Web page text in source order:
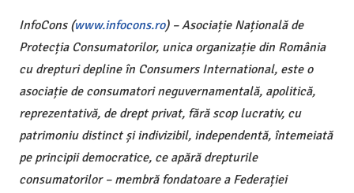
InfoCons (www.infocons.ro) – Asociație Națională de
Protecția Consumatorilor, unica organizație din România
cu drepturi depline în Consumers International, este o
asociație de consumatori neguvernamentală, apolitică,
reprezentativă, de drept privat, fără scop lucrativ, cu
patrimoniu distinct și indivizibil, independentă, întemeiată
pe principii democratice, ce apără drepturile
consumatorilor – membră fondatoare a Federației